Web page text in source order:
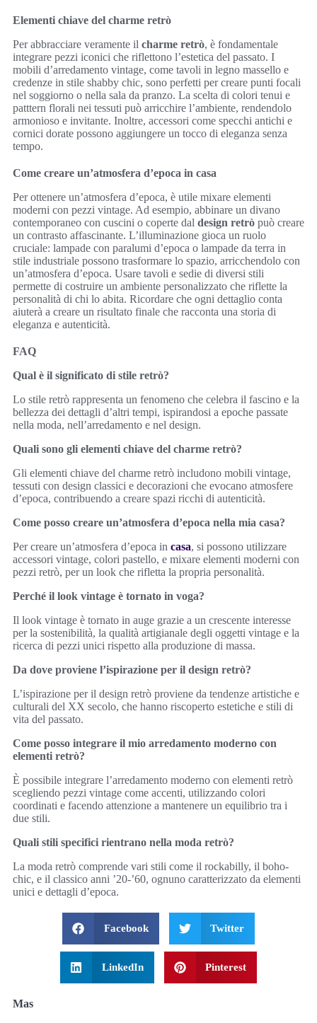
Elementi chiave del charme retrò
Per abbracciare veramente il charme retrò, è fondamentale
integrare pezzi iconici che riflettono l’estetica del passato. I
mobili d’arredamento vintage, come tavoli in legno massello e
credenze in stile shabby chic, sono perfetti per creare punti focali
nel soggiorno o nella sala da pranzo. La scelta di colori tenui e
patttern florali nei tessuti può arricchire l’ambiente, rendendolo
armonioso e invitante. Inoltre, accessori come specchi antichi e
cornici dorate possono aggiungere un tocco di eleganza senza
tempo.
Come creare un’atmosfera d’epoca in casa
Per ottenere un’atmosfera d’epoca, è utile mixare elementi
moderni con pezzi vintage. Ad esempio, abbinare un divano
contemporaneo con cuscini o coperte dal design retrò può creare
un contrasto affascinante. L’illuminazione gioca un ruolo
cruciale: lampade con paralumi d’epoca o lampade da terra in
stile industriale possono trasformare lo spazio, arricchendolo con
un’atmosfera d’epoca. Usare tavoli e sedie di diversi stili
permette di costruire un ambiente personalizzato che riflette la
personalità di chi lo abita. Ricordare che ogni dettaglio conta
aiuterà a creare un risultato finale che racconta una storia di
eleganza e autenticità.
FAQ
Qual è il significato di stile retrò?
Lo stile retrò rappresenta un fenomeno che celebra il fascino e la
bellezza dei dettagli d’altri tempi, ispirandosi a epoche passate
nella moda, nell’arredamento e nel design.
Quali sono gli elementi chiave del charme retrò?
Gli elementi chiave del charme retrò includono mobili vintage,
tessuti con design classici e decorazioni che evocano atmosfere
d’epoca, contribuendo a creare spazi ricchi di autenticità.
Come posso creare un’atmosfera d’epoca nella mia casa?
Per creare un’atmosfera d’epoca in casa, si possono utilizzare
accessori vintage, colori pastello, e mixare elementi moderni con
pezzi retrò, per un look che rifletta la propria personalità.
Perché il look vintage è tornato in voga?
Il look vintage è tornato in auge grazie a un crescente interesse
per la sostenibilità, la qualità artigianale degli oggetti vintage e la
ricerca di pezzi unici rispetto alla produzione di massa.
Da dove proviene l’ispirazione per il design retrò?
L’ispirazione per il design retrò proviene da tendenze artistiche e
culturali del XX secolo, che hanno riscoperto estetiche e stili di
vita del passato.
Come posso integrare il mio arredamento moderno con
elementi retrò?
È possibile integrare l’arredamento moderno con elementi retrò
scegliendo pezzi vintage come accenti, utilizzando colori
coordinati e facendo attenzione a mantenere un equilibrio tra i
due stili.
Quali stili specifici rientrano nella moda retrò?
La moda retrò comprende vari stili come il rockabilly, il boho-
chic, e il classico anni ’20-’60, ognuno caratterizzato da elementi
unici e dettagli d’epoca.
Facebook Twitter
LinkedIn Pinterest
Mas